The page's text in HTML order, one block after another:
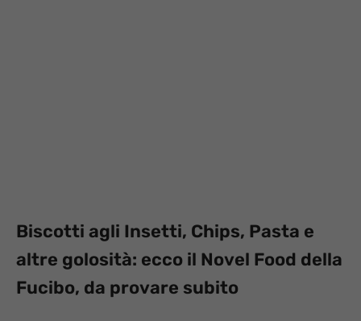
Biscotti agli Insetti, Chips, Pasta e
altre golosità: ecco il Novel Food della
Fucibo, da provare subito